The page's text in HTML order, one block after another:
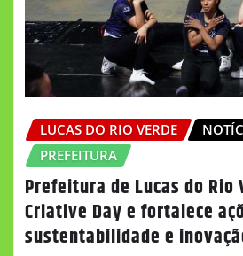
LUCAS DO RIO VERDE
PREFEITURA
Prefeitura de Lucas do Rio
Criative Day e fortalece
sustentabilidade e